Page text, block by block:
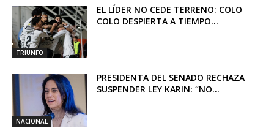
TRIUNFO
EL LÍDER NO CEDE TERRENO: COLO
COLO DESPIERTA A TIEMPO...
NACIONAL
PRESIDENTA DEL SENADO RECHAZA
SUSPENDER LEY KARIN: “NO...